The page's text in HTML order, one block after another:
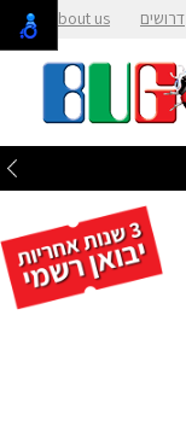
דרושים About us